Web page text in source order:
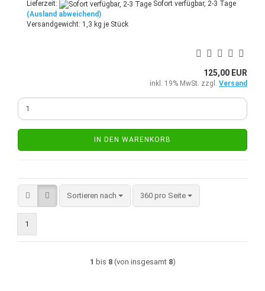
Lieferzeit:
Sofort verfügbar, 2-3 Tage
(Ausland abweichend)
Versandgewicht: 1,3 kg je Stück
125,00 EUR
inkl. 19% MwSt. zzgl. Versand
IN DEN WARENKORB
Sortieren nach
Sortieren nach 360 pro Seite
pro Seite
1
1 bis 8(von insgesamt 8)